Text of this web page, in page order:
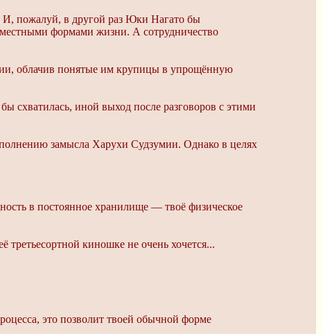
И, пожалуй, в другой раз Юки Нагато бы
местными формами жизни. А сотрудничество
облачив понятые им крупицы в упрощённую
схватилась, иной выход после разговоров с этими
замысла Харухи Судзумии. Однако в целях
в постоянное хранилище — твоё физическое
киношке не очень хочется...
это позволит твоей обычной форме